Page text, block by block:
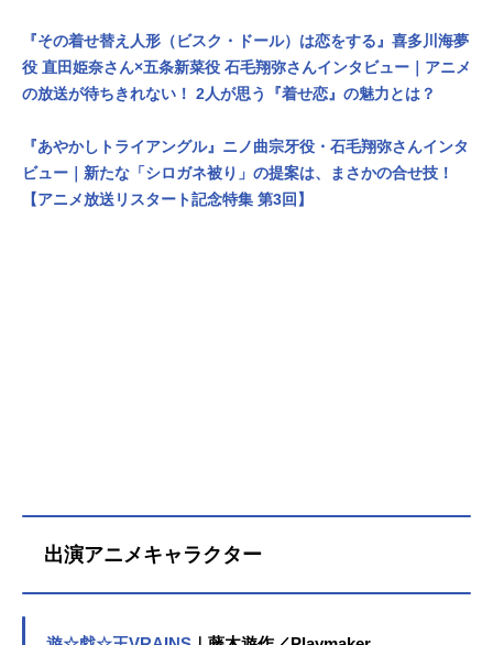
『その着せ替え人形（ビスク・ドール）は恋をする』喜多川海夢
役 直田姫奈さん×五条新菜役 石毛翔弥さんインタビュー｜アニメ
の放送が待ちきれない！ 2人が思う『着せ恋』の魅力とは？
『あやかしトライアングル』ニノ曲宗牙役・石毛翔弥さんインタ
ビュー｜新たな「シロガネ被り」の提案は、まさかの合せ技！
【アニメ放送リスタート記念特集 第3回】
出演アニメキャラクター